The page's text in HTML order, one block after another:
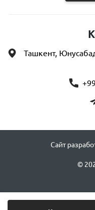
Ташкент,
Сайт
©